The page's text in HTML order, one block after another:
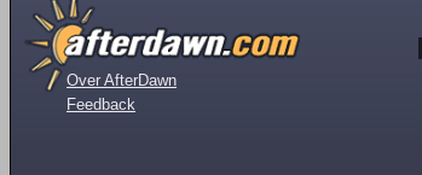
Over AfterDawn
Feedback